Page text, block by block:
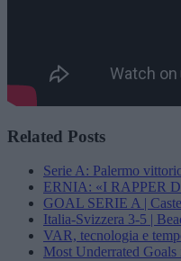
Related Posts
Serie A: Palermo
ERNIA: «I RAPPER
GOAL SERIE A |
Italia-Svizzera 3-5 |
VAR, tecnologia e
Most Underrated